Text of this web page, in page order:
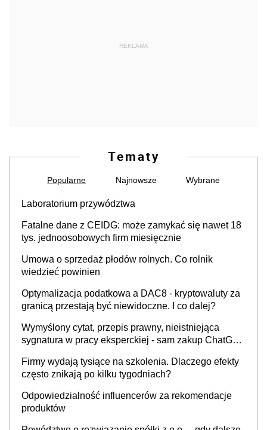
REKLAMA
Tematy
Popularne Najnowsze Wybrane
Laboratorium przywództwa
Fatalne dane z CEIDG: może zamykać się nawet 18
tys. jednoosobowych firm miesięcznie
Umowa o sprzedaż płodów rolnych. Co rolnik
wiedzieć powinien
Optymalizacja podatkowa a DAC8 - kryptowaluty za
granicą przestają być niewidoczne. I co dalej?
Wymyślony cytat, przepis prawny, nieistniejąca
sygnatura w pracy eksperckiej - sam zakup ChatGPT
Firmy wydają tysiące na szkolenia. Dlaczego efekty
często znikają po kilku tygodniach?
Odpowiedzialność influencerów za rekomendacje
produktów